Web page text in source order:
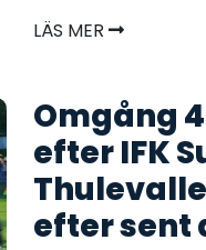
LÄS MER
Omgång
efter IFK
efter sent